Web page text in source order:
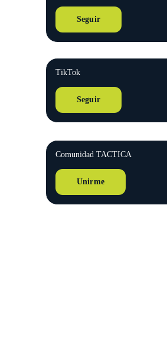
Comunidad TACTICA
Unirme
TikTok
Seguir
Seguir